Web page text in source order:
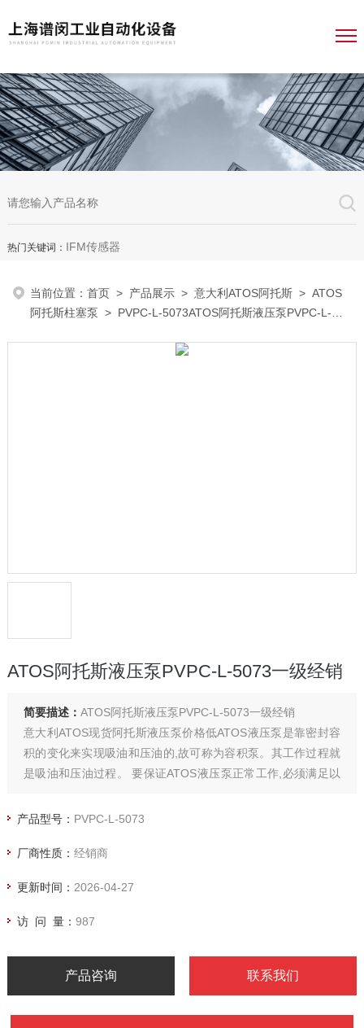
热门关键词： IFM传感器
当前位置：首页 > 产品展示 >意大利ATOS阿托斯 >ATOS
阿托斯柱塞泵 > PVPC-L-5073ATOS阿托斯液压泵PVPC-L-
ATOS阿托斯液压泵PVPC-L-5073一级经销
简要描述： ATOS阿托斯液压泵PVPC-L-5073一级经销
意大利ATOS现货阿托斯液压泵价格低ATOS液压泵是靠密封容
积的变化来实现吸油和压油的,故可称为容积泵。其工作过程就
是吸油和压油过程。 要保证ATOS液压泵正常工作,必须满足以
小变大,再由大变小; 2.要有配油装置,在吸油过程中必须使油箱
产品型号： PVPC-L-5073
厂商性质： 经销商
更新时间： 2026-04-27
访 问 量： 987
产品咨询 联系我们